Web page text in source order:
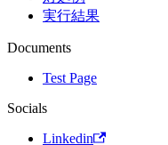
実行結果
Documents
Test Page
Socials
Linkedin